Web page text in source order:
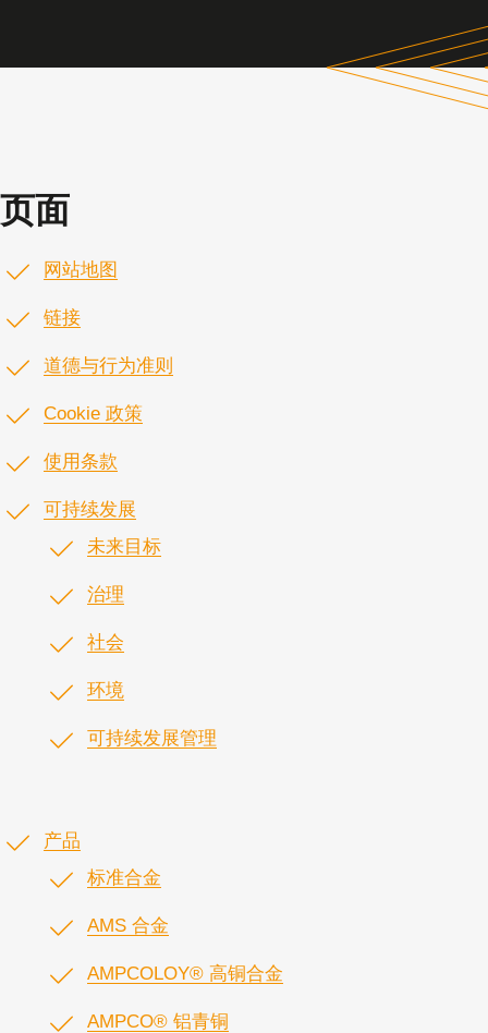
页面
网站地图
链接
道德与行为准则
Cookie 政策
使用条款
可持续发展
未来目标
治理
社会
环境
可持续发展管理
产品
标准合金
AMS 合金
AMPCOLOY® 高铜合金
AMPCO® 铝青铜